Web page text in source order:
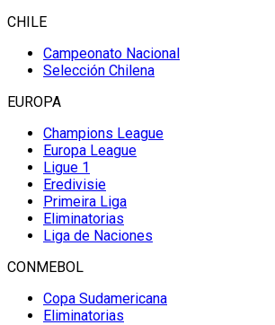
CHILE
Campeonato Nacional
Selección Chilena
EUROPA
Champions League
Europa League
Ligue 1
Eredivisie
Primeira Liga
Eliminatorias
Liga de Naciones
CONMEBOL
Copa Sudamericana
Eliminatorias